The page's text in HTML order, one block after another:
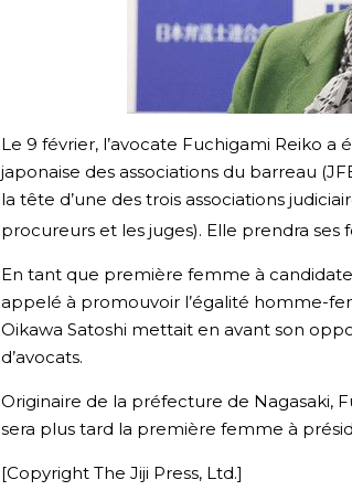
Le 9 février, l’avocate Fuchigami Reiko
japonaise des associations du barreau
la tête d’une des trois associations
procureurs et les juges). Elle prendra ses
En tant que première femme à
appelé à promouvoir l’égalité homme-
Oikawa Satoshi mettait en avant son
d’avocats.
Originaire de la préfecture de Nagasaki,
sera plus tard la première femme à
[Copyright The Jiji Press, Ltd.]